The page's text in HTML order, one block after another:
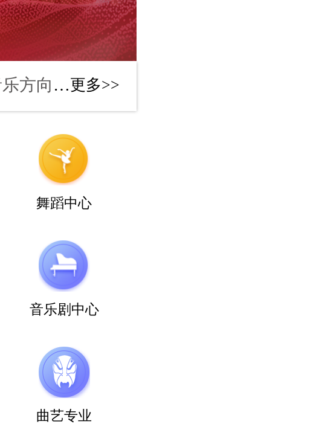
2025年艺考中影人教育音乐方向获得 中传合格证45张，中戏合格证11张，浙传合格证24张
中影人教育2026年中央戏剧学院获得116张合格证，播音与主持专业摘得36张，占中传全国合格证1/8.
2025年艺考中影人教育音乐方向获得 中传合格证45张，中戏合格证11张，浙传合格证24张
中影人教育2026年浙江传媒学院获得118张合格证，播音与主持专业摘得36张，占中传全国合格证1/8.
2025年艺考中影人教育音乐方向获得 中传合格证45张，中戏合格证11张，浙传合格证24张
中影人教育2026年北京电影学院获得165张合格证，播音与主持专业摘得36张，占中传全国合格证1/8.
2026年艺考中影人教育音乐方向获得 中传合格证45张，中戏合格证11张，浙传合格证24张
中影人教育2026年中国传媒大学获得116张合格证，播音与主持专业摘得36张，占中传全国合格证1/8.
更多>>
舞蹈中心
音乐剧中心
曲艺专业